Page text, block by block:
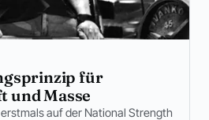
für
und Masse
auf der National Strength